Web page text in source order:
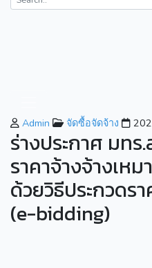
Admin จัดซื้อจัดจ้าง
ร่างประกาศ มทร.
ราคาจ้างจ้างเห
ด้วยวิธีประกวดร
(e-bidding)